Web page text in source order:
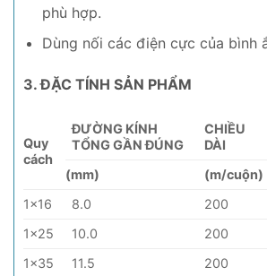
phù hợp.
Dùng nối các điện cực của bình
3. ĐẶC TÍNH SẢN PHẨM
Quy
cách
ĐƯỜNG KÍNH
TỔNG GẦN ĐÚNG
CHIỀU
DÀI
(mm)
(m/cuộn)
1×16
8.0 200
1×25
10.0 200
1×35
11.5 200